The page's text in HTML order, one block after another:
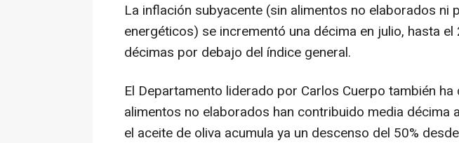
La inflación subyacente (sin alimentos no elaborados ni
energéticos) se incrementó una décima en julio, hasta el
décimas por debajo del índice general.
El Departamento liderado por Carlos Cuerpo también
alimentos no elaborados han contribuido media décima
el aceite de oliva acumula ya un descenso del 50%